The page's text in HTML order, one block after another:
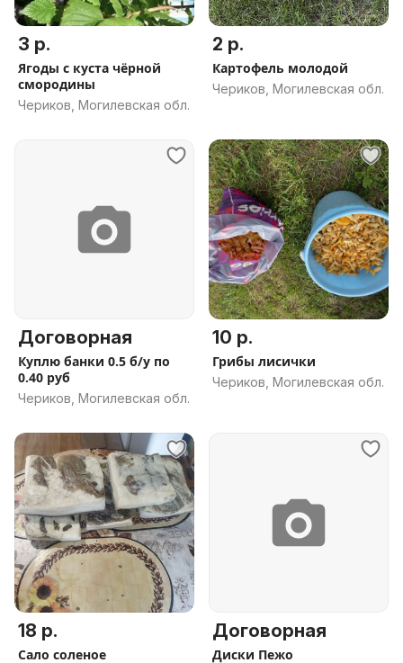
3 р.
Ягоды с куста чёрной
смородины
Чериков, Могилевская обл.
2 р.
Картофель молодой
Чериков, Могилевская обл.
Договорная
Куплю банки 0.5 б/у по
0.40 руб
Чериков, Могилевская обл.
10 р.
Грибы лисички
Чериков, Могилевская обл.
18 р.
Сало соленое
Договорная
Диски Пежо